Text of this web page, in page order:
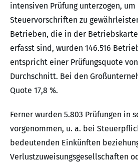
intensiven Prüfung unterzogen,
Steuervorschriften zu
Betrieben, die in der
erfasst sind, wurden 146.516
entspricht einer Prüfungsquote von
Durchschnitt. Bei den
Quote 17,8 %.
Ferner wurden 5.803 Prüfungen in
vorgenommen, u. a. bei
bedeutenden Einkünften
Verlustzuweisungsgesellschaften